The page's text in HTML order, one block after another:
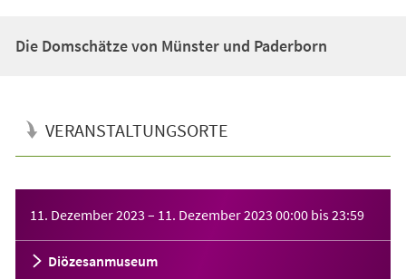
Die Domschätze von Münster und Paderborn
VERANSTALTUNGSORTE
11. Dezember 2023 – 11. Dezember 2023 00:00 bis23:59
Diözesanmuseum